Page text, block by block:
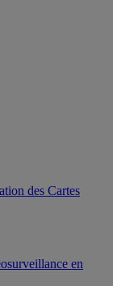
des Cartes
en